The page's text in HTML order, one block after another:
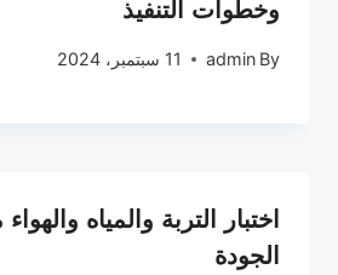
وخطوات التنفيذ
By
admin 11 سبتمبر، 2024
اختبار التربة والمياه
الجودة